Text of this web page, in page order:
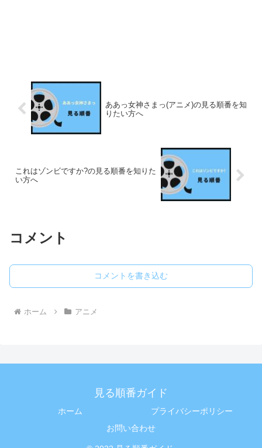
ああっ女神さまっ(アニメ)の見る順番を知
りたい方へ
これはゾンビですか?の見る順番を知りた
い方へ
コメント
コメントを書き込む
ホーム アニメ
見る順番ガイド
ホーム
プライバシーポリシー
お問い合わせ